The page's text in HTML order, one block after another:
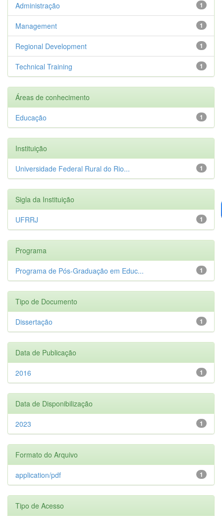
1
Administração
1
Management
1
Regional Development
1
Technical Training
Áreas de conhecimento
1
Educação
Instituição
1
Universidade Federal Rural do Rio...
Sigla da Instituição
1
UFRRJ
Programa
1
Programa de Pós-Graduação em Educ...
Tipo de Documento
1
Dissertação
Data de Publicação
1
2016
Data de Disponibilização
1
2023
Formato do Arquivo
1
application/pdf
Tipo de Acesso